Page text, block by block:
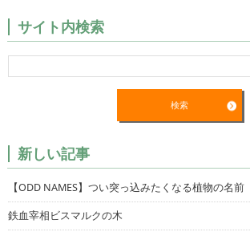
サイト内検索
新しい記事
【ODD NAMES】つい突っ込みたくなる植物の名前
鉄血宰相ビスマルクの木